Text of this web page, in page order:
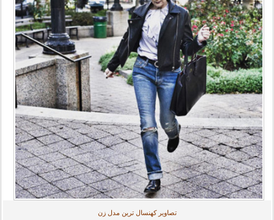
تصاویر کهنسال ترین مدل زن